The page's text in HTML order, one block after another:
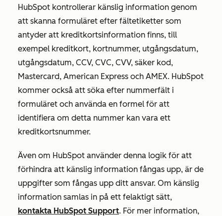
HubSpot kontrollerar känslig information genom
att skanna formuläret efter fältetiketter som
antyder att kreditkortsinformation finns, till
exempel kreditkort, kortnummer, utgångsdatum,
utgångsdatum, CCV, CVC, CVV, säker kod,
Mastercard, American Express och AMEX. HubSpot
kommer också att söka efter nummerfält i
formuläret och använda en formel för att
identifiera om detta nummer kan vara ett
kreditkortsnummer.
Även om HubSpot använder denna logik för att
förhindra att känslig information fångas upp, är de
uppgifter som fångas upp ditt ansvar. Om känslig
information samlas in på ett felaktigt sätt,
kontakta HubSpot Support. För mer information,